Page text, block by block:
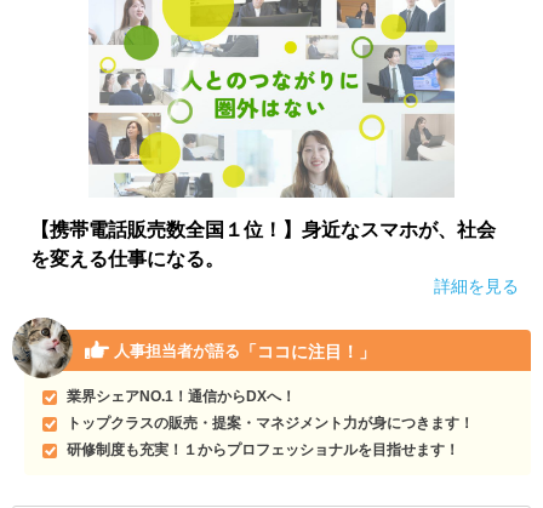
【携帯電話販売数全国１位！】身近なスマホが、社会
を変える仕事になる。
詳細を見る
人事担当者が語る 「ココに注目！」
業界シェアNO.1！通信からDXへ！
トップクラスの販売・提案・マネジメント力が身につきます！
研修制度も充実！１からプロフェッショナルを目指せます！